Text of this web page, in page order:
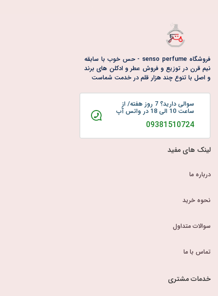
فروشگاه senso perfume - حس خوب با سابقه
نیم قرن در توزیع و فروش عطر و ادکلن های برند
و اصل با تنوع چند هزار قلم در خدمت شماست
سوالی دارید؟ 7 روز هفته/ از
ساعت 10 الی 18 در واتس آپ
09381510724
لینک های مفید
درباره ما
نحوه خرید
سوالات متداول
تماس با ما
خدمات مشتری